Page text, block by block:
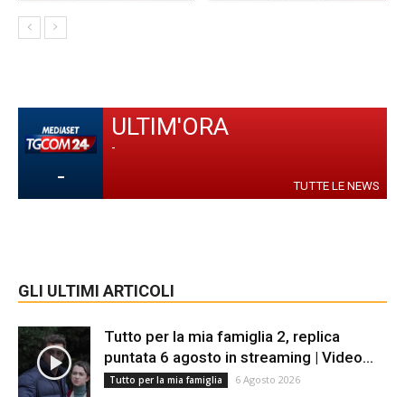
-
ULTIM'ORA
-
TUTTE LE NEWS
GLI ULTIMI ARTICOLI
Tutto per la mia famiglia 2, replica
puntata 6 agosto in streaming | Video...
Tutto per la mia famiglia 6 Agosto 2026